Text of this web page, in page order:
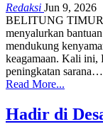
Redaksi Jun 9, 2026
BELITUNG TIMUR
menyalurkan
mendukung
keagamaan. Kali ini,
peningkatan sarana…
Read More...
Hadir di